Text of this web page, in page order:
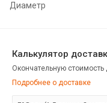
Диаметр
Калькулятор
Окончательную
Подробнее о доставке